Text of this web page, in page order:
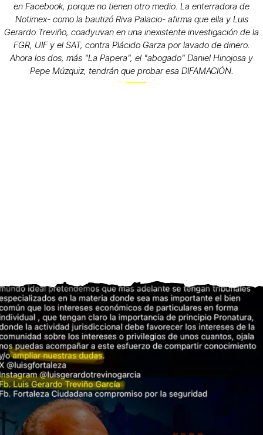
en Facebook, porque no tienen otro medio. La enterradora de
Notimex- como la bautizó Riva Palacio- afirma que ella y Luis
Gerardo Treviño, coadyuvan en una inexistente investigación de la
FGR, UIF y el SAT, contra Plácido Garza por lavado de dinero.
Ahora los dos, más "La Papera", el "abogado" Daniel Hinojosa y
Pepe Múzquiz, tendrán que probar esa DIFAMACIÓN.